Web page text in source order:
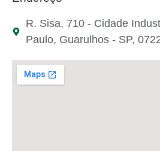
R. Sisa, 710 - Cidade
Paulo, Guarulhos - SP,